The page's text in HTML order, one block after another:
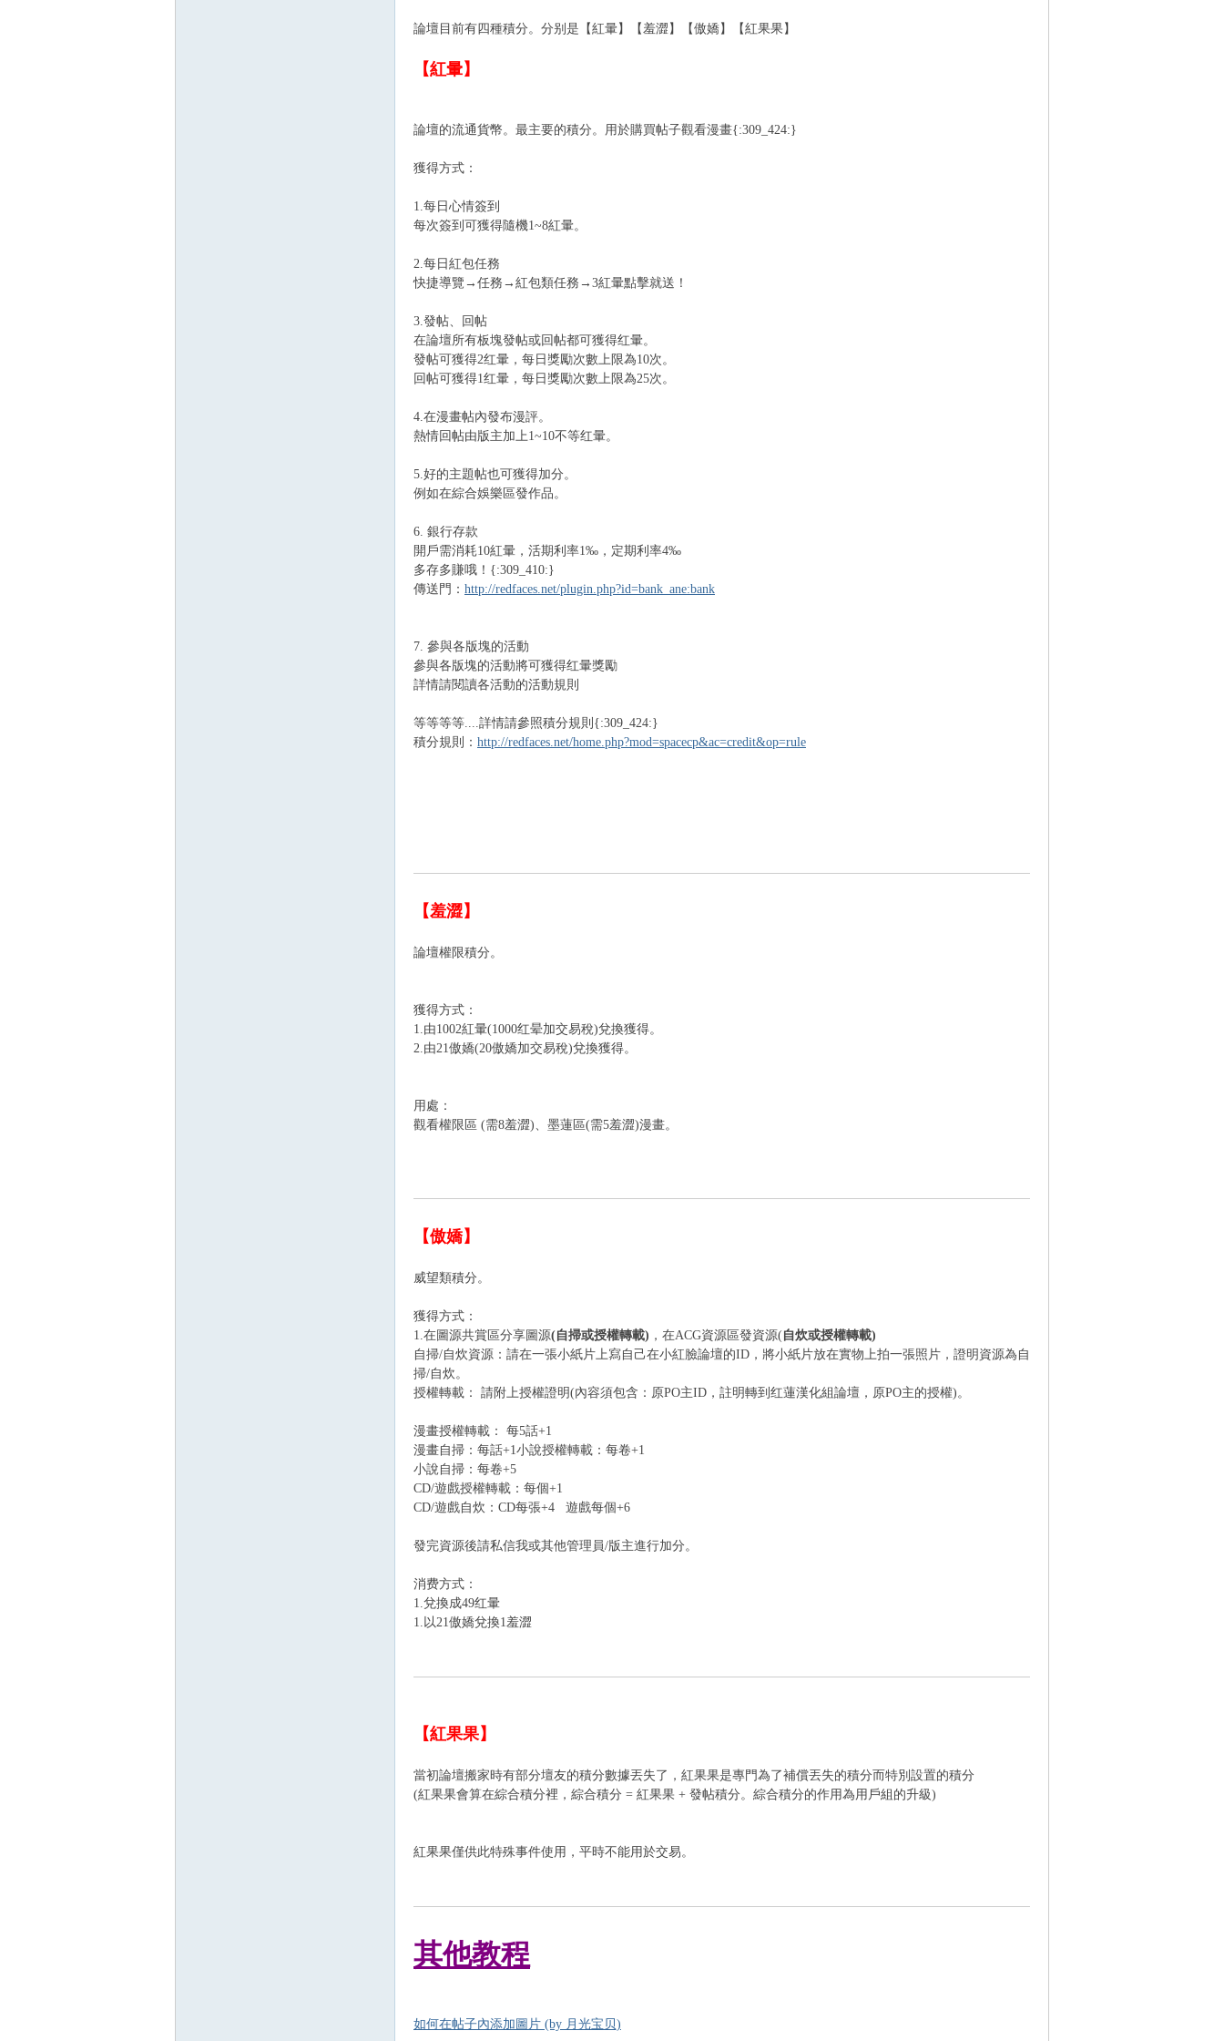
論壇目前有四種積分。分别是【紅暈】【羞澀】【傲嬌】【紅果果】
【紅暈】
論壇的流通貨幣。最主要的積分。用於購買帖子觀看漫畫{:309_424:}
獲得方式：
1.每日心情簽到
每次簽到可獲得隨機1~8紅暈。
2.每日紅包任務
快捷導覽→任務→紅包類任務→3紅暈點擊就送！
3.發帖、回帖
在論壇所有板塊發帖或回帖都可獲得红暈。
發帖可獲得2红暈，每日獎勵次數上限為10次。
回帖可獲得1红暈，每日獎勵次數上限為25次。
4.在漫畫帖內發布漫評。
熱情回帖由版主加上1~10不等红暈。
5.好的主題帖也可獲得加分。
例如在綜合娛樂區發作品。
6. 銀行存款
開戶需消耗10紅暈，活期利率1‰，定期利率4‰
多存多賺哦！{:309_410:}
傳送門： http://redfaces.net/plugin.php?id=bank_ane:bank
7. 參與各版塊的活動
參與各版塊的活動將可獲得红暈獎勵
詳情請閱讀各活動的活動規則
等等等等....詳情請參照積分規則{:309_424:}
積分規則： http://redfaces.net/home.php?mod=spacecp&ac=credit&op=rule
【羞澀】
論壇權限積分。
獲得方式：
1.由1002紅暈(1000红晕加交易稅)兌換獲得。
2.由21傲嬌(20傲嬌加交易稅)兌換獲得。
用處：
觀看權限區 (需8羞澀)、墨蓮區(需5羞澀)漫畫。
【傲嬌】
威望類積分。
獲得方式：
1.在圖源共賞區分享圖源(自掃或授權轉載) ，在ACG資源區發資源(自炊或授權轉載)
自掃/自炊資源：請在一張小紙片上寫自己在小紅臉論壇的ID，將小紙片放在實物上拍一張照片，證明資源為自
掃/自炊。
授權轉載： 請附上授權證明(內容須包含：原PO主ID，註明轉到红蓮漢化組論壇，原PO主的授權)。
漫畫授權轉載： 每5話+1
漫畫自掃：每話+1小說授權轉載：每卷+1
小說自掃：每卷+5
CD/遊戲授權轉載：每個+1
CD/遊戲自炊：CD每張+4 遊戲每個+6
發完資源後請私信我或其他管理員/版主進行加分。
消费方式：
1.兌換成49红暈
1.以21傲嬌兌換1羞澀
【紅果果】
當初論壇搬家時有部分壇友的積分數據丟失了，紅果果是專門為了補償丟失的積分而特別設置的積分
(紅果果會算在綜合積分裡，綜合積分 = 紅果果 + 發帖積分。綜合積分的作用為用戶組的升級)
紅果果僅供此特殊事件使用，平時不能用於交易。
其他教程
如何在帖子內添加圖片 (by 月光宝贝)